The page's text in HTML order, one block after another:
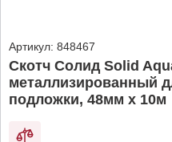
Артикул: 848467
Скотч Солид Solid
металлизированный
подложки, 48мм х 10м